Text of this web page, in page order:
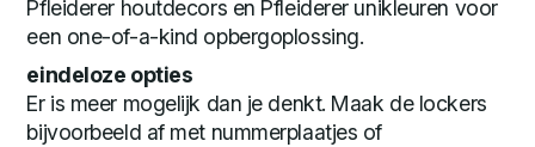
Pfleiderer houtdecors en Pfleiderer unikleuren voor
een one-of-a-kind opbergoplossing.
eindeloze opties
Er is meer mogelijk dan je denkt. Maak de lockers
bijvoorbeeld af met nummerplaatjes of